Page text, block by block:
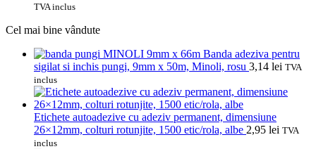
TVA inclus
Cel mai bine vândute
Banda adeziva pentru
sigilat si inchis pungi, 9mm x 50m, Minoli, rosu 3,14 lei TVA
inclus
Etichete autoadezive cu adeziv permanent, dimensiune
26×12mm, colturi rotunjite, 1500 etic/rola, albe 2,95 lei TVA
inclus